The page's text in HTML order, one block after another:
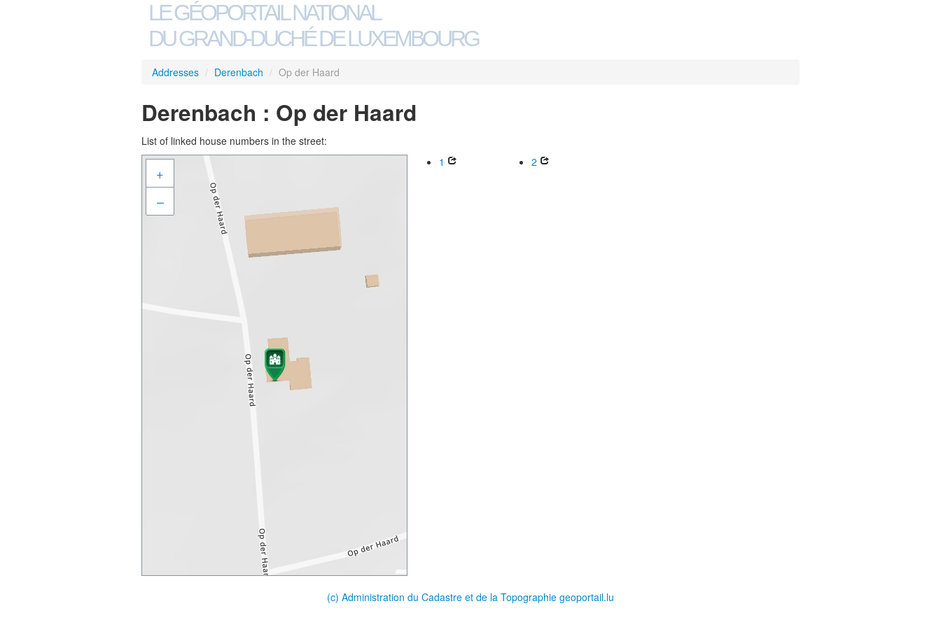
LE GÉOPORTAIL NATIONAL
DU GRAND-DUCHÉ DE LUXEMBOURG
Addresses / Derenbach / Op der Haard
Derenbach : Op der Haard
List of linked house numbers in the street:
+
–
1 2
(c) Administration du Cadastre et de la Topographie geoportail.lu